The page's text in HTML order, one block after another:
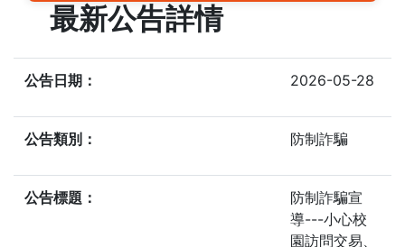
最新公告詳情
公告日期： 2026-05-28
公告類別： 防制詐騙
公告標題：
防制詐騙宣
導---小心校
園訪問交易、